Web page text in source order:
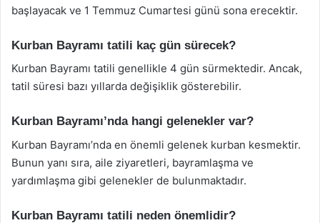
başlayacak ve 1 Temmuz Cumartesi günü sona erecektir.
Kurban Bayramı tatili kaç gün sürecek?
Kurban Bayramı tatili genellikle 4 gün sürmektedir. Ancak,
tatil süresi bazı yıllarda değişiklik gösterebilir.
Kurban Bayramı’nda hangi gelenekler var?
Kurban Bayramı’nda en önemli gelenek kurban kesmektir.
Bunun yanı sıra, aile ziyaretleri, bayramlaşma ve
yardımlaşma gibi gelenekler de bulunmaktadır.
Kurban Bayramı tatili neden önemlidir?